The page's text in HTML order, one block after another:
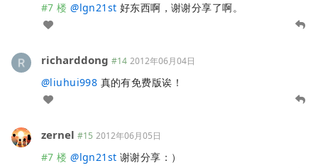
#7 楼 @lgn21st 好东西啊，谢谢分享了啊。
richarddong #14 2012年06月04日
@liuhui998 真的有免费版诶！
zernel #15 2012年06月05日
#7 楼 @lgn21st 谢谢分享：）